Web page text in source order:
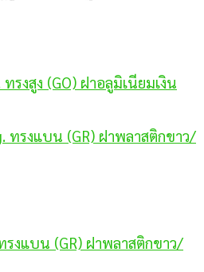
รงสูง (GO) ฝาอลูมิเนียมเงิน
รงแบน (GR) ฝาพลาสติกขาว/